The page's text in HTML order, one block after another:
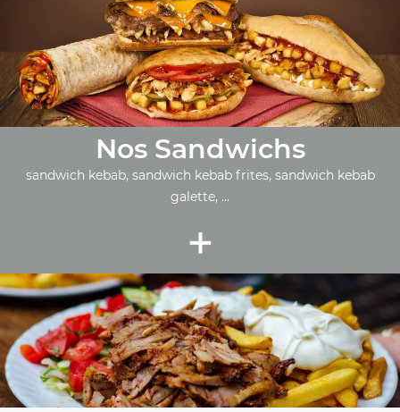
Nos Sandwichs
sandwich kebab, sandwich kebab frites, sandwich kebab
galette, ...
+